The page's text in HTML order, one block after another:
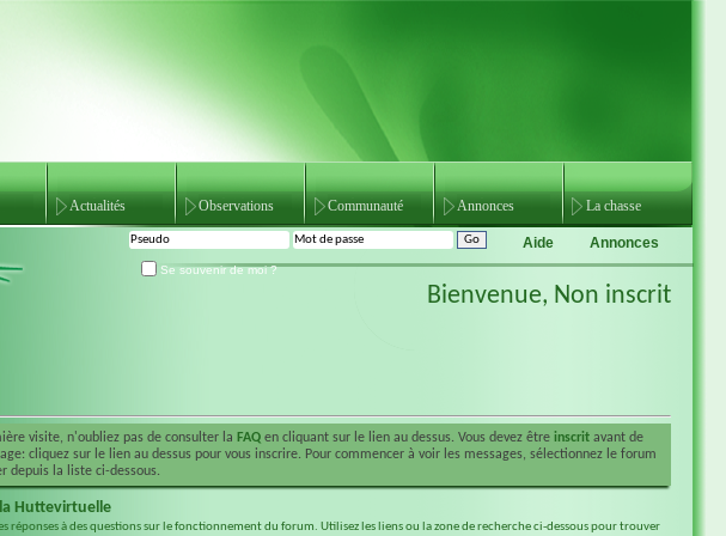
Actualités Observations Communauté Annonces La chasse
Annonces
Aide
Se souvenir de moi ?
Bienvenue, Non inscrit
visite, n'oubliez pas de consulter la FAQ en cliquant sur le lien au dessus. Vous devez être inscrit avant de
cliquez sur le lien au dessus pour vous inscrire. Pour commencer à voir les messages, sélectionnez le forum
depuis la liste ci-dessous.
la Huttevirtuelle
réponses à des questions sur le fonctionnement du forum. Utilisez les liens ou la zone de recherche ci-dessous pour trouver